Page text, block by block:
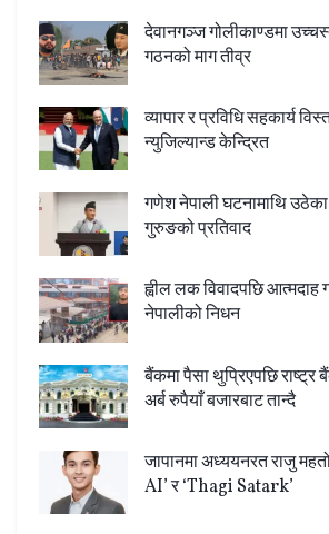
देवानगञ्ज गोलीकाण्डमा
गठनको माग तीव्र
व्यापार र प्रविधि सहकार्य
न्युजिल्यान्ड केन्द्रित
गणेश नेपाली घटनामाथि उठेका
गुरुङको प्रतिवाद
ह्वील लक विवादपछि आत्मदाह
नेपालीको निधन
बैंकमा पैसा थुप्रिएपछि
अर्ब रुपैयाँ बजारबाट तान्दै
जापानमा अध्ययनरत राजु
AI’ र ‘Thagi Satark’